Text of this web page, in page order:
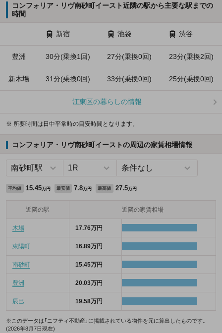
コンフォリア・リヴ南砂町イースト近隣の駅から主要な駅までの
時間
新宿 池袋 渋谷
豊洲 30分(乗換1回) 27分(乗換0回) 23分(乗換2回)
新木場 31分(乗換0回) 33分(乗換0回) 25分(乗換0回)
江東区の暮らしの情報
※ 所要時間は日中平常時の目安時間となります。
コンフォリア・リヴ南砂町イーストの周辺の家賃相場情報
平均値 15.45万円 最安値 7.8万円 最高値 27.5万円
近隣の駅 近隣の家賃相場
木場 17.76万円
東陽町 16.89万円
南砂町 15.45万円
豊洲 20.03万円
辰巳 19.58万円
※このデータは「ニフティ不動産」に掲載されている物件を元に算出したものです。
(2026年8月7日現在)